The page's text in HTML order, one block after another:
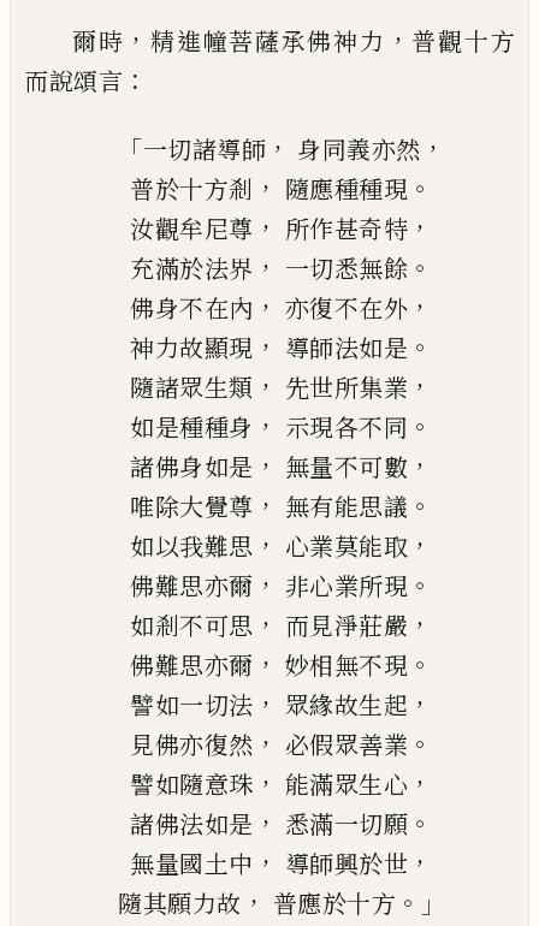
爾時 ，精進幢菩薩承佛神力 ， 普觀十方
而說頌言 ：
「一切諸導師 ， 身同義亦然 ，
普於十方剎 ， 隨應種種現 。
汝觀牟尼尊 ， 所作甚奇特 ，
充滿於法界 ， 一切悉無餘 。
佛身不在內 ， 亦復不在外 ，
神力故顯現 ， 導師法如是 。
隨諸眾生類 ， 先世所集業 ，
如是種種身 ， 示現各不同 。
諸佛身如是 ， 無量不可數 ，
唯除大覺尊 ， 無有能思議 。
如以我難思 ， 心業莫能取 ，
佛難思亦爾 ， 非心業所現 。
如剎不可思 ， 而見淨莊嚴 ，
佛難思亦爾 ， 妙相無不現 。
譬如一切法 ， 眾緣故生起 ，
見佛亦復然 ， 必假眾善業 。
譬如隨意珠 ， 能滿眾生心 ，
諸佛法如是 ， 悉滿一切願 。
無量國土中 ， 導師興於世 ，
隨其願力故 ， 普應於十方 。」